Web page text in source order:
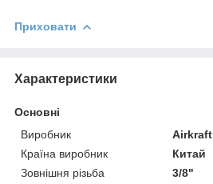
Приховати
Характеристики
Основні
Виробник
Airkraft
Країна виробник
Китай
Зовнішня різьба
3/8"